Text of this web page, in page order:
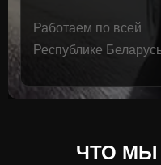
Работаем по всей
Республике
ЧТО МЫ